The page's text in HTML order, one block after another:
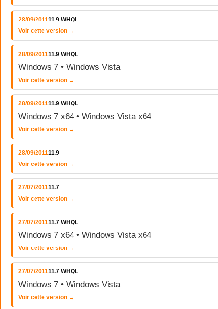
28/09/201111.9 WHQL
Voir cette version →
28/09/201111.9 WHQL
Windows 7 • Windows Vista
Voir cette version →
28/09/201111.9 WHQL
Windows 7 x64 • Windows Vista x64
Voir cette version →
28/09/201111.9
Voir cette version →
27/07/201111.7
Voir cette version →
27/07/201111.7 WHQL
Windows 7 x64 • Windows Vista x64
Voir cette version →
27/07/201111.7 WHQL
Windows 7 • Windows Vista
Voir cette version →